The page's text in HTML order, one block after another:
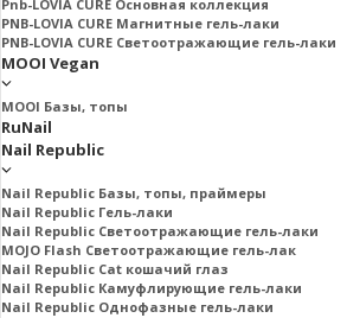
Pnb-LOVIA CURE Основная коллекция
PNB-LOVIA CURE Магнитные гель-лаки
PNB-LOVIA CURE Cветоотражающие гель-лаки
MOOI Vegan
MOOI Базы, топы
RuNail
Nail Republic
Nail Republic Базы, топы, праймеры
Nail Republic Гель-лаки
Nail Republic Светоотражающие гель-лаки
MOJO Flash Светоотражающие гель-лак
Nail Republic Cat кошачий глаз
Nail Republic Камуфлирующие гель-лаки
Nail Republic Однофазные гель-лаки